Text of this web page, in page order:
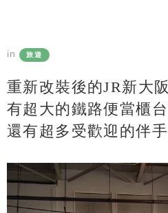
in 旅遊
重新改裝後的JR新大
有超大的鐵路便當櫃
還有超多受歡迎的伴